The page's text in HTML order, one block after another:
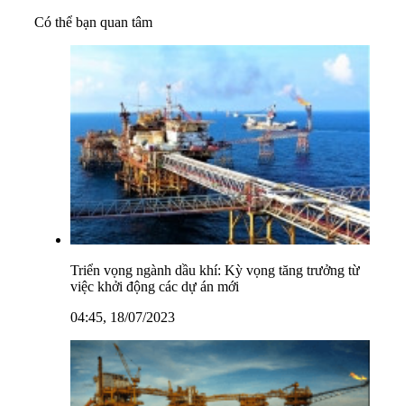
Có thể bạn quan tâm
Triển vọng ngành dầu khí: Kỳ vọng tăng trưởng từ
việc khởi động các dự án mới
04:45, 18/07/2023